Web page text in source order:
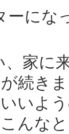
ーにな
家に
続き
いよ
んな